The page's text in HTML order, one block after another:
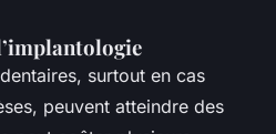
surtout en cas
peuvent atteindre des